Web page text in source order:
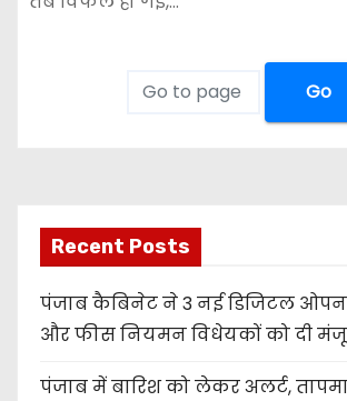
Go
Recent Posts
पंजाब कैबिनेट ने 3 नई डिजिटल ओपन
और फीस नियमन विधेयकों को दी
पंजाब में बारिश को लेकर अलर्ट,